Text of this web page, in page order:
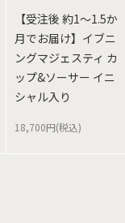
【受注後 約1～1.5か
月でお届け】イブニ
ングマジェスティ カ
ップ&ソーサー イニ
シャル入り
18,700円(税込)